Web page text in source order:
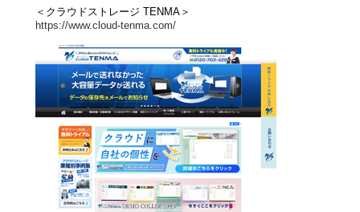
＜クラウドストレージ TENMA＞
https://www.cloud-tenma.com/